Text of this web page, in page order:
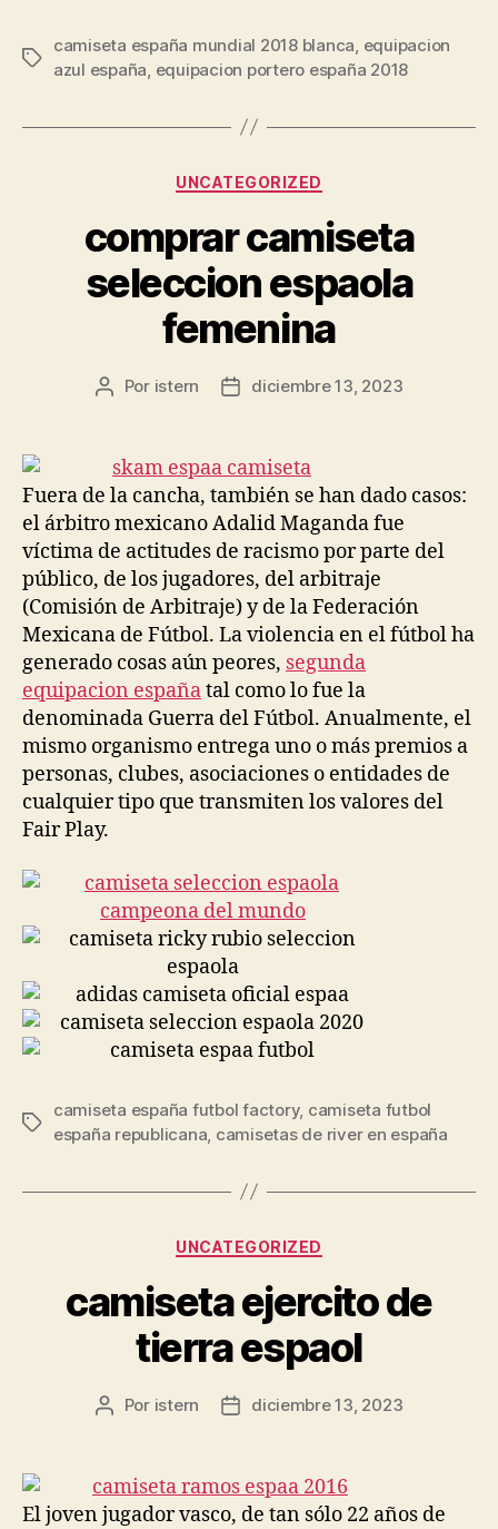
Etiquetas
camiseta españa mundial 2018 blanca equipacion
azul españa equipacion portero españa 2018
Categorías
UNCATEGORIZED
comprar camiseta
seleccion espaola
femenina
Autor
entrada
Por istern
Fecha
entrada
diciembre 13, 2023
Fuera de la cancha, también se han dado casos:
el árbitro mexicano Adalid Maganda fue
víctima de actitudes de racismo por parte del
público, de los jugadores, del arbitraje
(Comisión de Arbitraje) y de la Federación
Mexicana de Fútbol. La violencia en el fútbol ha
generado cosas aún peores, segunda
equipacion españatal como lo fue la
denominada Guerra del Fútbol. Anualmente, el
mismo organismo entrega uno o más premios a
personas, clubes, asociaciones o entidades de
cualquier tipo que transmiten los valores del
Fair Play.
Etiquetas
camiseta españa futbol factory, camiseta futbol
españa republicana camisetas de river en españa
Categorías
UNCATEGORIZED
camiseta ejercito de
tierra espaol
Autor
entrada
Por istern
Fecha
entrada
diciembre 13, 2023
El joven jugador vasco, de tan sólo 22 años de